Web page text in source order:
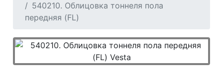
540210. Облицовка тоннеля пола
передняя (FL)